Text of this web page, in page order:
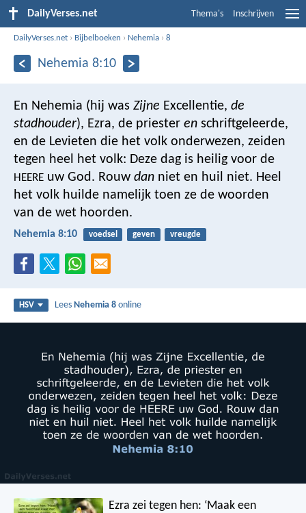
DailyVerses.net Thema's Inschrijven
DailyVerses.net › Bijbelboeken › Nehemia ›8
Nehemia 8:10
En Nehemia (hij was Zijne Excellentie, de
stadhouder), Ezra, de priester en schriftgeleerde,
en de Levieten die het volk onderwezen, zeiden
tegen heel het volk: Deze dag is heilig voor de
HEERE uw God. Rouw dan niet en huil niet. Heel
het volk huilde namelijk toen ze de woorden
van de wet hoorden.
Nehemia 8:10 voedsel geven vreugde
HSV LeesNehemia 8 online
Ezra zei tegen hen: ‘Maak een